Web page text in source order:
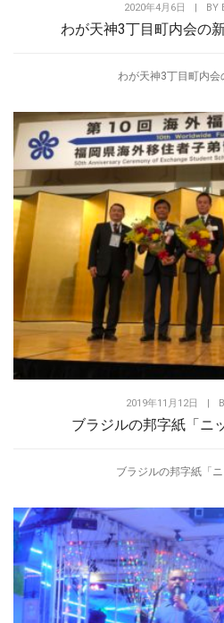
2020年4月6日 BY
わが天神3丁目町内会の
わが天神3丁目町内会
2019年11月12日 |
ブラジルの邦字紙「ニ
ブラジルの邦字紙「